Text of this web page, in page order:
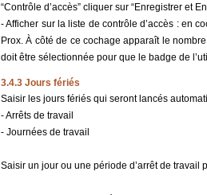
“Contrôle d’accès” cliquer sur “Enregistrer et
- Afficher sur la liste de contrôle d’accès : en
Prox. À côté de ce cochage apparaît le
doit être sélectionnée pour que le badge de
3.4.3 Jours fériés
Saisir les jours fériés qui seront lancés
- Arrêts de travail
- Journées de travail
Saisir un jour ou une période d’arrêt de travail